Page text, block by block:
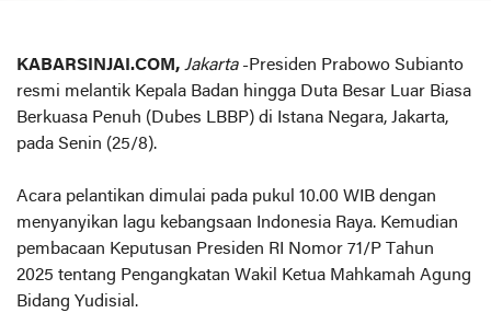
KABARSINJAI.COM, Jakarta-Presiden Prabowo Subianto
resmi melantik Kepala Badan hingga Duta Besar Luar Biasa
Berkuasa Penuh (Dubes LBBP) di Istana Negara, Jakarta,
pada Senin (25/8).
Acara pelantikan dimulai pada pukul 10.00 WIB dengan
menyanyikan lagu kebangsaan Indonesia Raya. Kemudian
pembacaan Keputusan Presiden RI Nomor 71/P Tahun
2025 tentang Pengangkatan Wakil Ketua Mahkamah Agung
Bidang Yudisial.